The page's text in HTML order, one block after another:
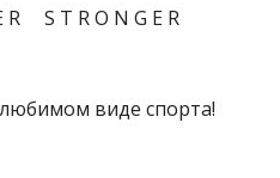
R S T R O N G E R
виде спорта!